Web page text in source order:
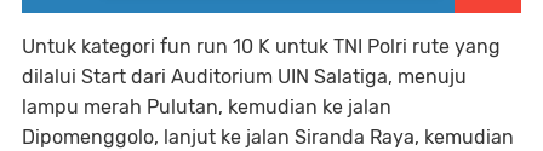
Untuk kategori fun run 10 K untuk TNI Polri rute yang
dilalui Start dari Auditorium UIN Salatiga, menuju
lampu merah Pulutan, kemudian ke jalan
Dipomenggolo, lanjut ke jalan Siranda Raya, kemudian